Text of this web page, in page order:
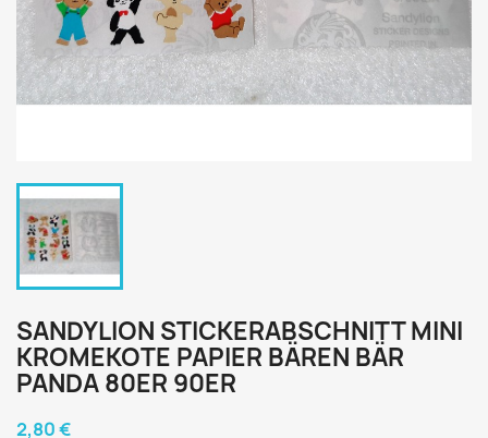
SANDYLION STICKERABSCHNITT MINI
KROMEKOTE PAPIER BÄREN BÄR
PANDA 80ER 90ER
2,80 €